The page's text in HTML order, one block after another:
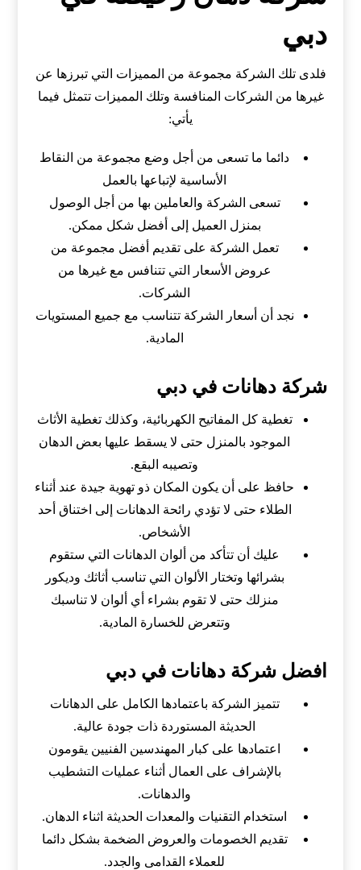
دبي
فلدى تلك الشركة مجموعة من المميزات التي تبرزها عن
غيرها من الشركات المنافسة وتلك المميزات تتمثل فيما
يأتي:
دائما ما تسعى من أجل وضع مجموعة من النقاط
الأساسية لإتباعها بالعمل
تسعى الشركة والعاملين بها من أجل الوصول
بمنزل العميل إلى أفضل شكل ممكن.
تعمل الشركة على تقديم أفضل مجموعة من
عروض الأسعار التي تتنافس مع غيرها من
الشركات.
نجد أن أسعار الشركة تتناسب مع جميع المستويات
المادية.
شركة دهانات في دبي
تغطية كل المفاتيح الكهربائية، وكذلك تغطية الأثاث
الموجود بالمنزل حتى لا يسقط عليها بعض الدهان
وتصيبه البقع.
حافظ على أن يكون المكان ذو تهوية جيدة عند أثناء
الطلاء حتى لا تؤدي رائحة الدهانات إلى اختناق أحد
الأشخاص.
عليك أن تتأكد من ألوان الدهانات التي ستقوم
بشرائها وتختار الألوان التي تناسب أثاثك وديكور
منزلك حتى لا تقوم بشراء أي ألوان لا تناسبك
وتتعرض للخسارة المادية.
افضل شركة دهانات في دبي
تتميز الشركة باعتمادها الكامل على الدهانات
الحديثة المستوردة ذات جودة عالية.
اعتمادها على كبار المهندسين الفنيين يقومون
بالإشراف على العمال أثناء عمليات التشطيب
والدهانات.
استخدام التقنيات والمعدات الحديثة اثناء الدهان.
تقديم الخصومات والعروض الضخمة بشكل دائما
للعملاء القدامى والجدد.